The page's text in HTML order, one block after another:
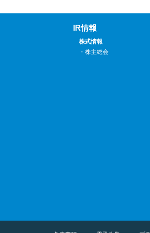
IR情報
株式情報
・ 株主総会